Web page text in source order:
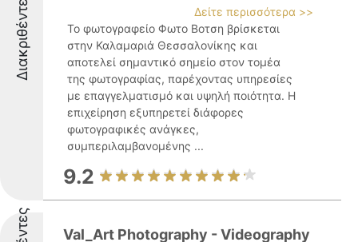
Διακριθέντες
Δείτε περισσότερα >>
Το φωτογραφείο Φωτο Βοτση βρίσκεται
στην Καλαμαριά Θεσσαλονίκης και
αποτελεί σημαντικό σημείο στον τομέα
της φωτογραφίας, παρέχοντας υπηρεσίες
με επαγγελματισμό και υψηλή ποιότητα. Η
επιχείρηση εξυπηρετεί διάφορες
φωτογραφικές ανάγκες,
συμπεριλαμβανομένης ...
9.2
Val_Art Photography - Videography